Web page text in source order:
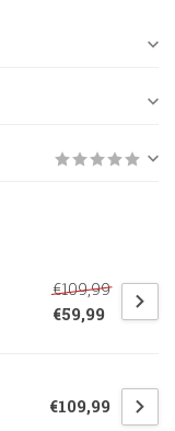
€109,99
€59,99
€109,99